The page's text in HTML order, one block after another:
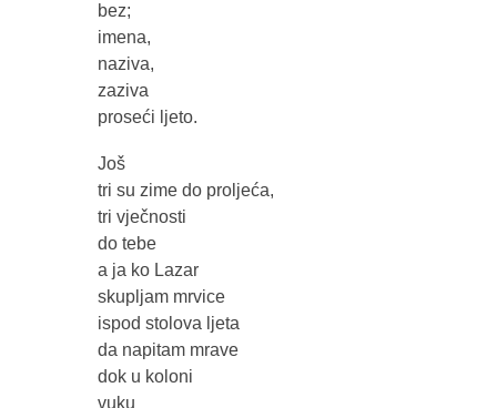
bez;
imena,
naziva,
zaziva
proseći ljeto.
Još
tri su zime do proljeća,
tri vječnosti
do tebe
a ja ko Lazar
skupljam mrvice
ispod stolova ljeta
da napitam mrave
dok u koloni
vuku